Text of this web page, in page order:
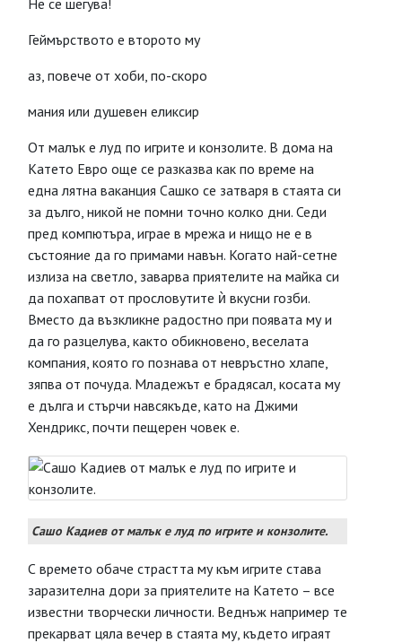
Не се шегува!
Геймърството е второто му
аз, повече от хоби, по-скоро
мания или душевен еликсир
От малък е луд по игрите и конзолите. В дома на
Катето Евро още се разказва как по време на
една лятна ваканция Сашко се затваря в стаята си
за дълго, никой не помни точно колко дни. Седи
пред компютъра, играе в мрежа и нищо не е в
състояние да го примами навън. Когато най-сетне
излиза на светло, заварва приятелите на майка си
да похапват от прословутите ѝ вкусни гозби.
Вместо да възкликне радостно при появата му и
да го разцелува, както обикновено, веселата
компания, която го познава от невръстно хлапе,
зяпва от почуда. Младежът е брадясал, косата му
е дълга и стърчи навсякъде, като на Джими
Хендрикс, почти пещерен човек е.
Сашо Кадиев от малък е луд по игрите и конзолите.
С времето обаче страстта му към игрите става
заразителна дори за приятелите на Катето – все
известни творчески личности. Веднъж например те
прекарват цяла вечер в стаята му, където играят